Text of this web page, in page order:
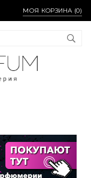
МОЯ КОРЗИНА (0)